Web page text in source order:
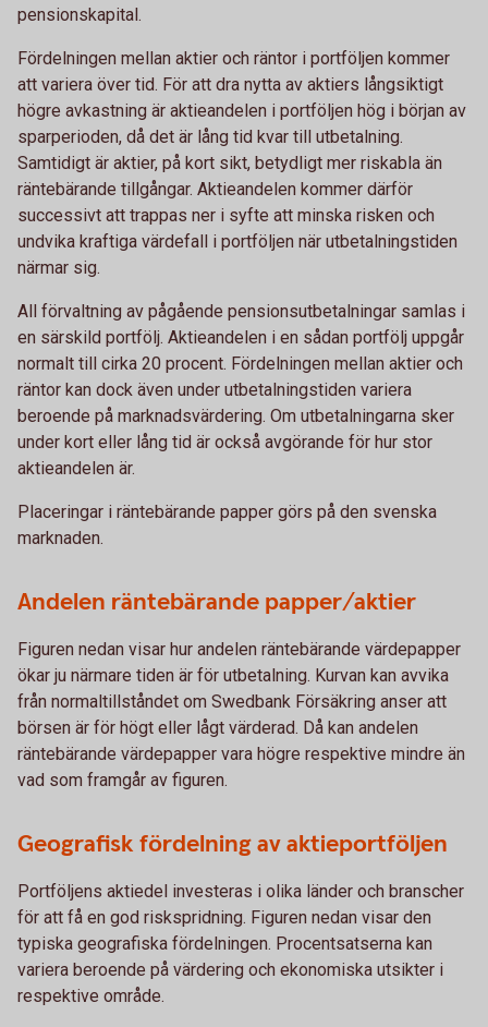
pensionskapital.
Fördelningen mellan aktier och räntor i portföljen kommer
att variera över tid. För att dra nytta av aktiers långsiktigt
högre avkastning är aktieandelen i portföljen hög i början av
sparperioden, då det är lång tid kvar till utbetalning.
Samtidigt är aktier, på kort sikt, betydligt mer riskabla än
räntebärande tillgångar. Aktieandelen kommer därför
successivt att trappas ner i syfte att minska risken och
undvika kraftiga värdefall i portföljen när utbetalningstiden
närmar sig.
All förvaltning av pågående pensionsutbetalningar samlas i
en särskild portfölj. Aktieandelen i en sådan portfölj uppgår
normalt till cirka 20 procent. Fördelningen mellan aktier och
räntor kan dock även under utbetalningstiden variera
beroende på marknadsvärdering. Om utbetalningarna sker
under kort eller lång tid är också avgörande för hur stor
aktieandelen är.
Placeringar i räntebärande papper görs på den svenska
marknaden.
Andelen räntebärande papper/aktier
Figuren nedan visar hur andelen räntebärande värdepapper
ökar ju närmare tiden är för utbetalning. Kurvan kan avvika
från normaltillståndet om Swedbank Försäkring anser att
börsen är för högt eller lågt värderad. Då kan andelen
räntebärande värdepapper vara högre respektive mindre än
vad som framgår av figuren.
Geografisk fördelning av aktieportföljen
Portföljens aktiedel investeras i olika länder och branscher
för att få en god riskspridning. Figuren nedan visar den
typiska geografiska fördelningen. Procentsatserna kan
variera beroende på värdering och ekonomiska utsikter i
respektive område.